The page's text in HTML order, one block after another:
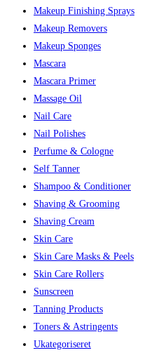
Makeup Finishing Sprays
Makeup Removers
Makeup Sponges
Mascara
Mascara Primer
Massage Oil
Nail Care
Nail Polishes
Perfume & Cologne
Self Tanner
Shampoo & Conditioner
Shaving & Grooming
Shaving Cream
Skin Care
Skin Care Masks & Peels
Skin Care Rollers
Sunscreen
Tanning Products
Toners & Astringents
Ukategoriseret